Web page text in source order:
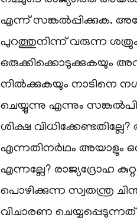
എന്ന് സങ്കൽപ്പിക്കുക.
പുറത്തുനിന്ന് വരുന്ന
ഒരുക്കിക്കൊടുക്കുകയും
നിൽക്കുകയും നാടിനെ
ചെയ്യുന്നു എന്നും
ശിക്ഷ
എന്നതിനർഥം അയാളും
എന്നല്ലേ? രാജ്യദ്രോഹ
പൊഴിക്കുന്ന സ്വതന്ത്ര
വിചാരണ